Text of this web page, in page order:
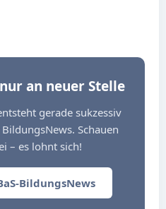
an neuer Stelle
gerade sukzessiv
Schauen
– es lohnt sich!
BildungsNews